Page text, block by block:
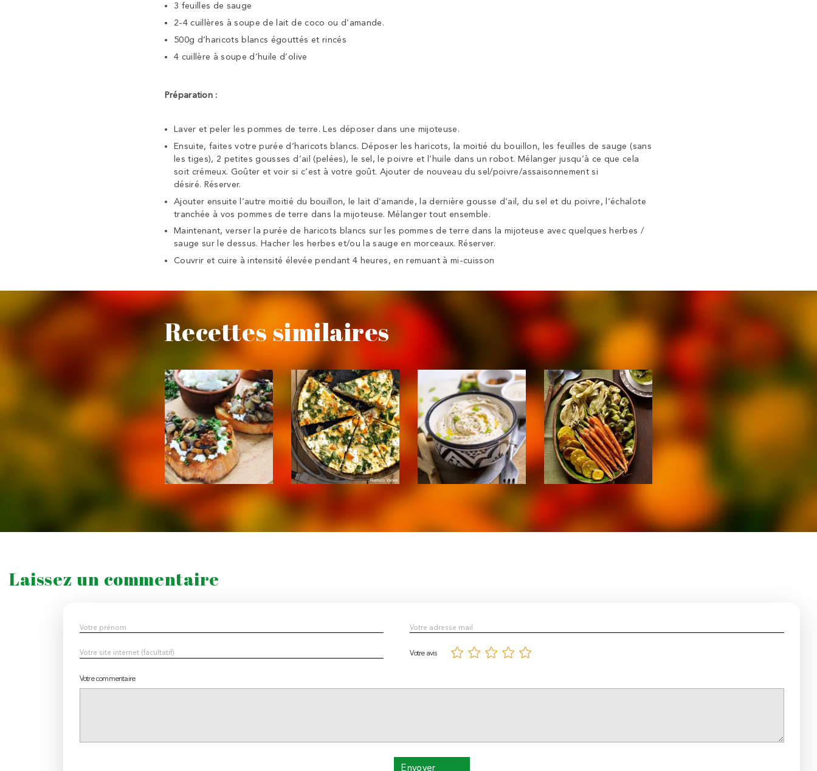
3 feuilles de sauge
2-4 cuillères à soupe de lait de coco ou d’amande.
500g d’haricots blancs égouttés et rincés
4 cuillère à soupe d’huile d’olive
Préparation :
Laver et peler les pommes de terre. Les déposer dans une mijoteuse.
Ensuite, faites votre purée d’haricots blancs. Déposer les haricots, la moitié du bouillon, les feuilles de sauge (sans
les tiges), 2 petites gousses d’ail (pelées), le sel, le poivre et l’huile dans un robot. Mélanger jusqu’à ce que cela
soit crémeux. Goûter et voir si c’est à votre goût. Ajouter de nouveau du sel/poivre/assaisonnement si
désiré. Réserver.
Ajouter ensuite l’autre moitié du bouillon, le lait d’amande, la dernière gousse d’ail, du sel et du poivre, l’échalote
tranchée à vos pommes de terre dans la mijoteuse. Mélanger tout ensemble.
Maintenant, verser la purée de haricots blancs sur les pommes de terre dans la mijoteuse avec quelques herbes /
sauge sur le dessus. Hacher les herbes et/ou la sauge en morceaux. Réserver.
Couvrir et cuire à intensité élevée pendant 4 heures, en remuant à mi-cuisson
Recettes similaires
Laissez un commentaire
Votre avis
Votre commentaire
Envoyer